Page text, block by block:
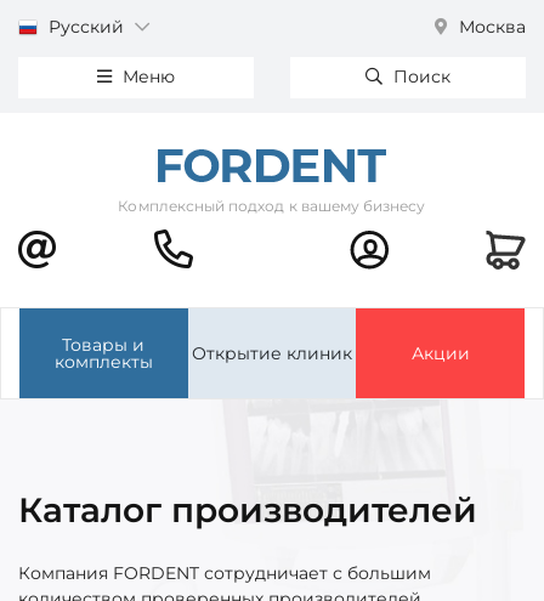
Русский Москва
Меню Поиск
Комплексный подход к вашему бизнесу
Товары и
комплекты Открытие клиник Акции
Каталог производителей
Компания FORDENT сотрудничает с большим